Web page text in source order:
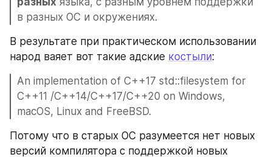
в разных ОС и окружениях.
В результате при практическом использовании
народ ваяет вот такие адские костыли:
An implementation of C++17 std::filesystem for
C++11 /C++14/C++17/C++20 on Windows,
macOS, Linux and FreeBSD.
Потому что в старых ОС разумеется нет новых
версий компилятора с поддержкой новых